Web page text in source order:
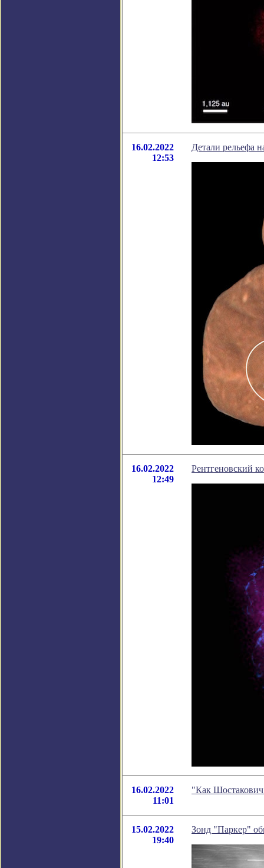
16.02.2022
12:53
Детали рельефа
16.02.2022
12:49
Рентгеновский
16.02.2022
11:01
"Как
15.02.2022
19:40
Зонд "Паркер"